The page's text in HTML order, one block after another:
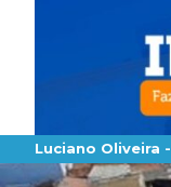
Luciano Oliveira -